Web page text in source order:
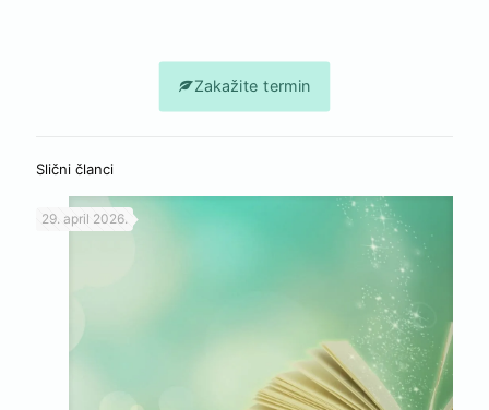
Zakažite termin
Slični članci
29. april 2026.